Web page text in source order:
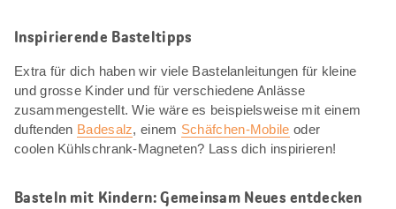
Inspirierende Basteltipps
Extra für dich haben wir viele Bastelanleitungen für kleine
und grosse Kinder und für verschiedene Anlässe
zusammengestellt. Wie wäre es beispielsweise mit einem
duftenden Badesalz, einem Schäfchen-Mobile oder
coolen Kühlschrank-Magneten? Lass dich inspirieren!
Basteln mit Kindern: Gemeinsam Neues entdecken